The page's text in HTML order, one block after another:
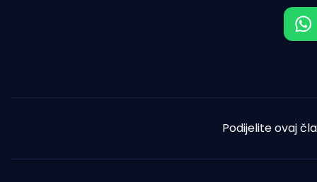
Podijelite ovaj